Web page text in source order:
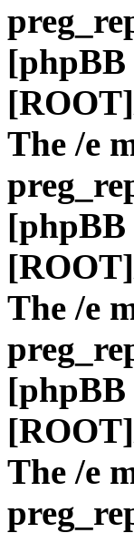
[phpBB
The /e
[phpBB
The /e
[phpBB
The /e